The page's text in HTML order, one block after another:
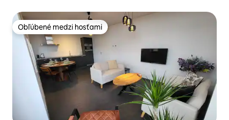
Obľúbené medzi hosťami
Obľúbené medzi hosťami